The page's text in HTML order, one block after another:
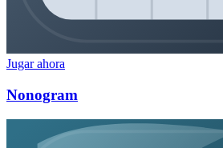
Jugar ahora
Nonogram